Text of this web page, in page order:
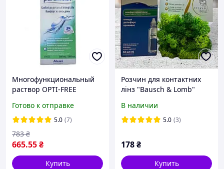
Многофункциональный
раствор OPTI-FREE
Готово к отправке
5.0 (7)
665.55₴
783 ₴
Купить
Розчин для контактних
лінз "Bausch & Lomb"
В наличии
5.0 (3)
178₴
Купить